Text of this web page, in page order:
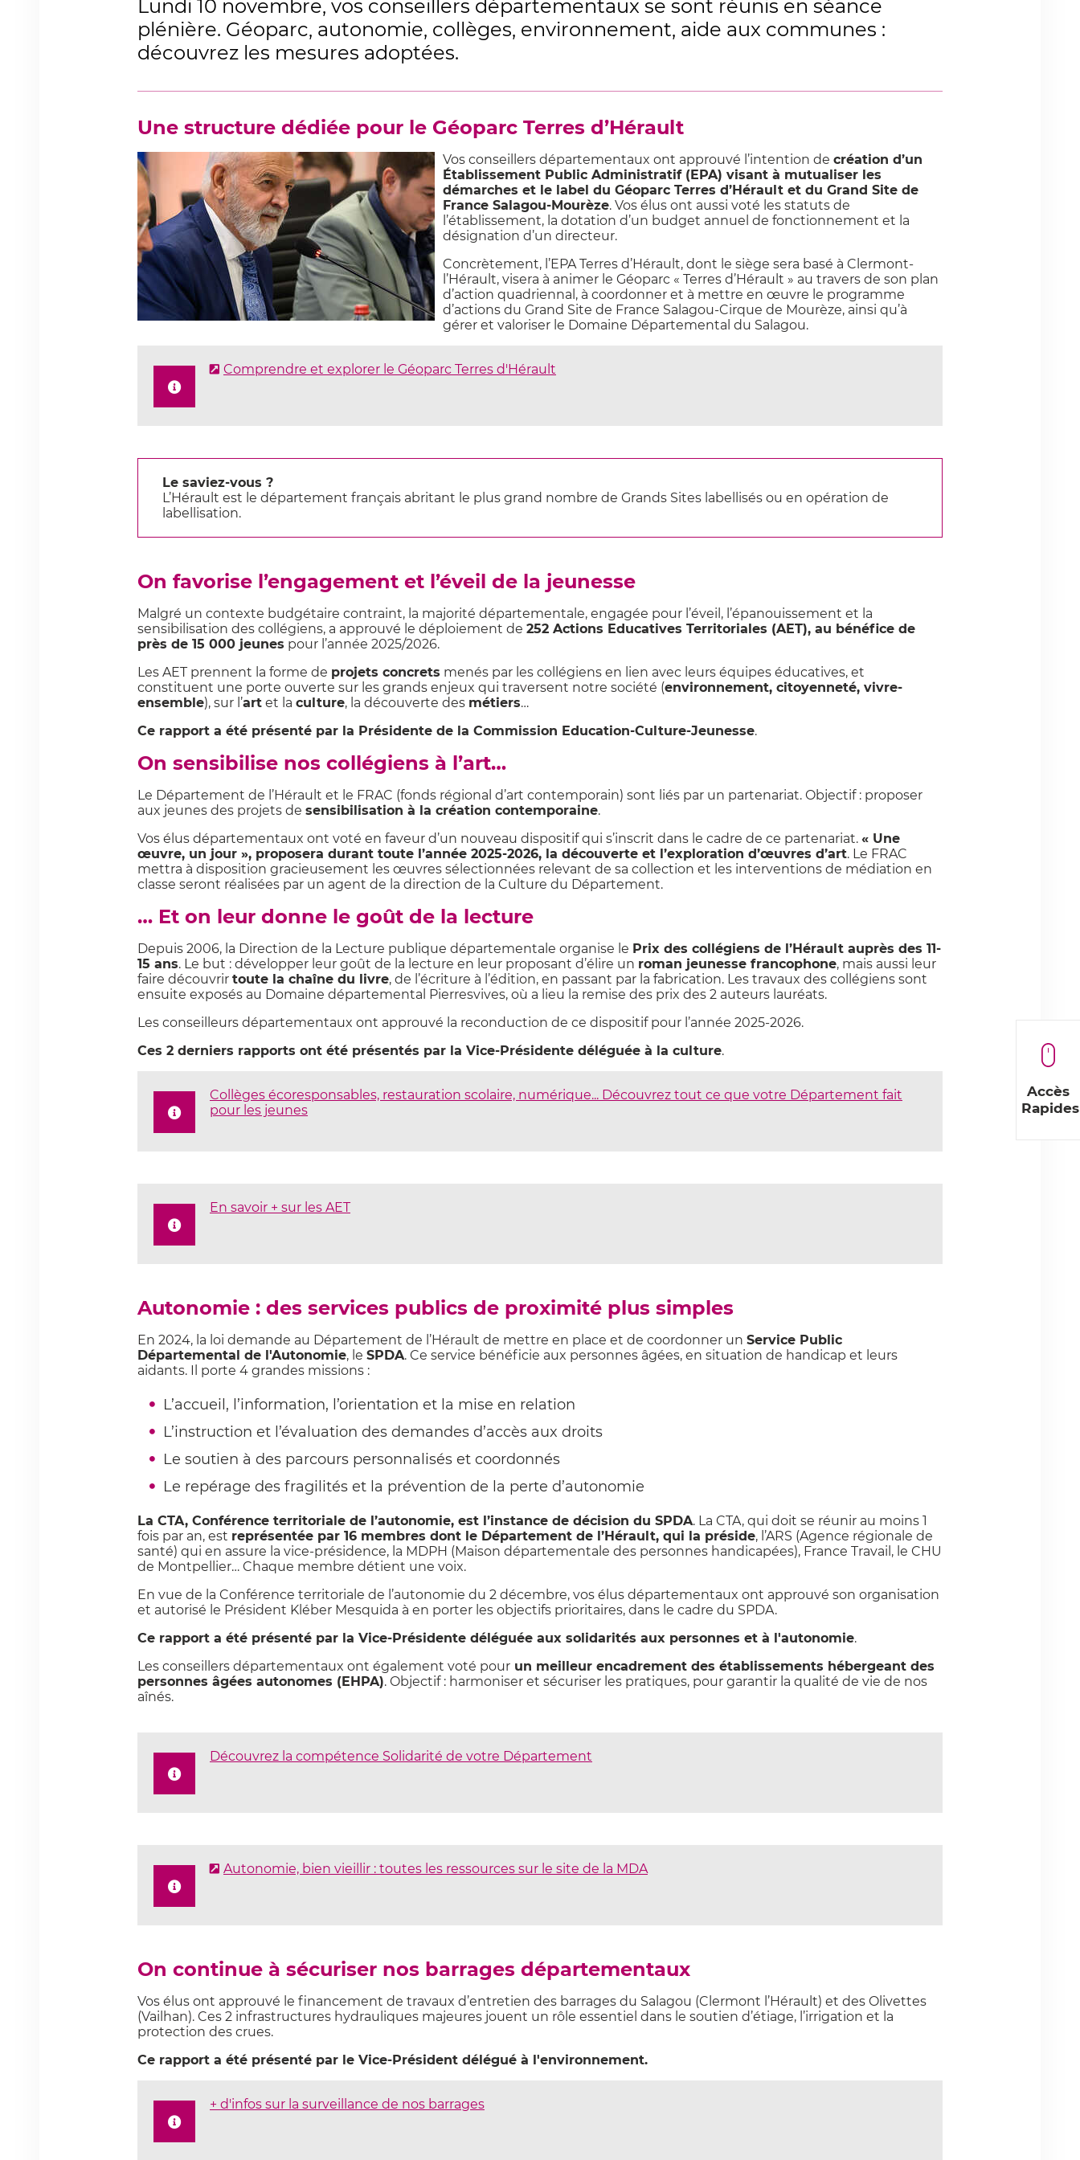
Accès
Rapides
Lundi 10 novembre, vos conseillers départementaux se sont réunis en séance
plénière. Géoparc, autonomie, collèges, environnement, aide aux communes :
découvrez les mesures adoptées.
Une structure dédiée pour le Géoparc Terres d’Hérault
Vos conseillers départementaux ont approuvé l’intention decréation d’un
Établissement Public Administratif (EPA) visant à mutualiser les
démarches et le label du Géoparc Terres d’Hérault et du Grand Site de
France Salagou-Mourèze. Vos élus ont aussi voté les statuts de
l’établissement, la dotation d’un budget annuel de fonctionnement et la
désignation d’un directeur.
Concrètement, l’EPA Terres d’Hérault, dont le siège sera basé à Clermont-
l’Hérault, visera à animer le Géoparc « Terres d’Hérault » au travers de son plan
d’action quadriennal, à coordonner et à mettre en œuvre le programme
d’actions du Grand Site de France Salagou-Cirque de Mourèze, ainsi qu’à
gérer et valoriser le Domaine Départemental du Salagou.
Comprendre et explorer le Géoparc Terres d'Hérault
Le saviez-vous ?
L’Hérault est le département français abritant le plus grand nombre de Grands Sites labellisés ou en opération de
labellisation.
On favorise l’engagement et l’éveil de la jeunesse
Malgré un contexte budgétaire contraint, la majorité départementale, engagée pour l’éveil, l’épanouissement et la
sensibilisation des collégiens, a approuvé le déploiement de 252 Actions Educatives Territoriales (AET), au bénéfice de
près de 15 000 jeunes pour l’année 2025/2026.
Les AET prennent la forme de projets concrets menés par les collégiens en lien avec leurs équipes éducatives, et
constituent une porte ouverte sur les grands enjeux qui traversent notre société (environnement, citoyenneté, vivre-
ensemble), sur l’art et la culture, la découverte des métiers…
Ce rapport a été présenté par la Présidente de la Commission Education-Culture-Jeunesse.
On sensibilise nos collégiens à l’art…
Le Département de l’Hérault et le FRAC (fonds régional d’art contemporain) sont liés par un partenariat. Objectif : proposer
aux jeunes des projets de sensibilisation à la création contemporaine.
Vos élus départementaux ont voté en faveur d’un nouveau dispositif qui s’inscrit dans le cadre de ce partenariat. « Une
œuvre, un jour », proposera durant toute l’année 2025-2026, la découverte et l’exploration d’œuvres d’art. Le FRAC
mettra à disposition gracieusement les œuvres sélectionnées relevant de sa collection et les interventions de médiation en
classe seront réalisées par un agent de la direction de la Culture du Département.
… Et on leur donne le goût de la lecture
Depuis 2006, la Direction de la Lecture publique départementale organise le Prix des collégiens de l’Hérault auprès des 11-
15 ans. Le but : développer leur goût de la lecture en leur proposant d’élire un roman jeunesse francophone, mais aussi leur
faire découvrir toute la chaîne du livre, de l’écriture à l’édition, en passant par la fabrication. Les travaux des collégiens sont
ensuite exposés au Domaine départemental Pierresvives, où a lieu la remise des prix des 2 auteurs lauréats.
Les conseilleurs départementaux ont approuvé la reconduction de ce dispositif pour l’année 2025-2026.
Ces 2 derniers rapports ont été présentés par la Vice-Présidente déléguée à la culture.
Collèges écoresponsables, restauration scolaire, numérique... Découvrez tout ce que votre Département fait
pour les jeunes
En savoir + sur les AET
Autonomie : des services publics de proximité plus simples
En 2024, la loi demande au Département de l’Hérault de mettre en place et de coordonner un Service Public
Départemental de l'Autonomie, le SPDA. Ce service bénéficie aux personnes âgées, en situation de handicap et leurs
aidants. Il porte 4 grandes missions :
L’accueil, l’information, l’orientation et la mise en relation
L’instruction et l’évaluation des demandes d’accès aux droits
Le soutien à des parcours personnalisés et coordonnés
Le repérage des fragilités et la prévention de la perte d’autonomie
La CTA, Conférence territoriale de l’autonomie, est l’instance de décision du SPDA. La CTA, qui doit se réunir au moins 1
fois par an, est représentée par 16 membres dont le Département de l’Hérault, qui la préside, l’ARS (Agence régionale de
santé) qui en assure la vice-présidence, la MDPH (Maison départementale des personnes handicapées), France Travail, le CHU
de Montpellier… Chaque membre détient une voix.
En vue de la Conférence territoriale de l’autonomie du 2 décembre, vos élus départementaux ont approuvé son organisation
et autorisé le Président Kléber Mesquida à en porter les objectifs prioritaires, dans le cadre du SPDA.
Ce rapport a été présenté par la Vice-Présidente déléguée aux solidarités aux personnes et à l'autonomie.
Les conseillers départementaux ont également voté pour un meilleur encadrement des établissements hébergeant des
personnes âgées autonomes (EHPA). Objectif : harmoniser et sécuriser les pratiques, pour garantir la qualité de vie de nos
aînés.
Découvrez la compétence Solidarité de votre Département
Autonomie, bien vieillir : toutes les ressources sur le site de la MDA
On continue à sécuriser nos barrages départementaux
Vos élus ont approuvé le financement de travaux d’entretien des barrages du Salagou (Clermont l’Hérault) et des Olivettes
(Vailhan). Ces 2 infrastructures hydrauliques majeures jouent un rôle essentiel dans le soutien d’étiage, l’irrigation et la
protection des crues.
Ce rapport a été présenté par le Vice-Président délégué à l'environnement.
+ d'infos sur la surveillance de nos barrages